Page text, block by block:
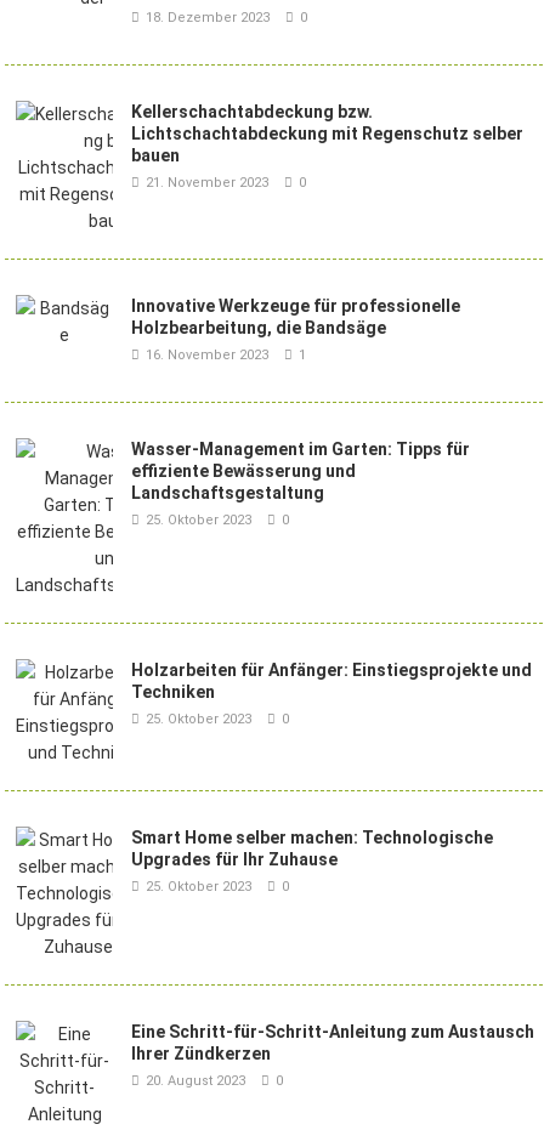
18. Dezember 2023 0
Kellerschachtabdeckung bzw.
Lichtschachtabdeckung mit Regenschutz selber
bauen
21. November 2023 0
Innovative Werkzeuge für professionelle
Holzbearbeitung, die Bandsäge
16. November 2023 1
Wasser-Management im Garten: Tipps für
effiziente Bewässerung und
Landschaftsgestaltung
25. Oktober 2023 0
Holzarbeiten für Anfänger: Einstiegsprojekte und
Techniken
25. Oktober 2023 0
Smart Home selber machen: Technologische
Upgrades für Ihr Zuhause
25. Oktober 2023 0
Eine Schritt-für-Schritt-Anleitung zum Austausch
Ihrer Zündkerzen
20. August 2023 0